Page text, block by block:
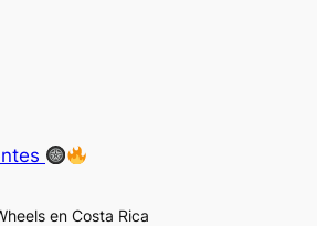
en Costa Rica